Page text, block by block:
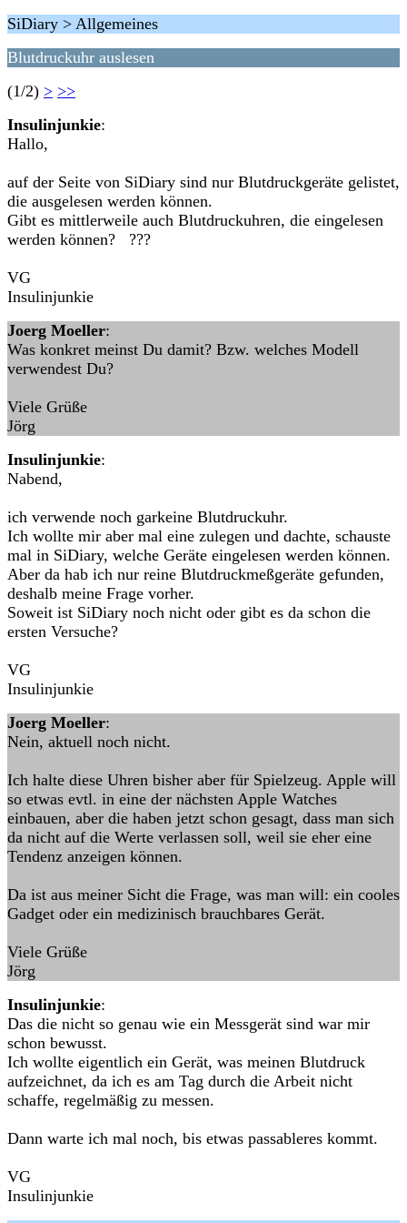
SiDiary > Allgemeines
Blutdruckuhr auslesen
(1/2) > >>
Insulinjunkie:
Hallo,
auf der Seite von SiDiary sind nur Blutdruckgeräte gelistet,
die ausgelesen werden können.
Gibt es mittlerweile auch Blutdruckuhren, die eingelesen
werden können? ???
VG
Insulinjunkie
Joerg Moeller:
Was konkret meinst Du damit? Bzw. welches Modell
verwendest Du?
Viele Grüße
Jörg
Insulinjunkie:
Nabend,
ich verwende noch garkeine Blutdruckuhr.
Ich wollte mir aber mal eine zulegen und dachte, schauste
mal in SiDiary, welche Geräte eingelesen werden können.
Aber da hab ich nur reine Blutdruckmeßgeräte gefunden,
deshalb meine Frage vorher.
Soweit ist SiDiary noch nicht oder gibt es da schon die
ersten Versuche?
VG
Insulinjunkie
Joerg Moeller:
Nein, aktuell noch nicht.
Ich halte diese Uhren bisher aber für Spielzeug. Apple will
so etwas evtl. in eine der nächsten Apple Watches
einbauen, aber die haben jetzt schon gesagt, dass man sich
da nicht auf die Werte verlassen soll, weil sie eher eine
Tendenz anzeigen können.
Da ist aus meiner Sicht die Frage, was man will: ein cooles
Gadget oder ein medizinisch brauchbares Gerät.
Viele Grüße
Jörg
Insulinjunkie:
Das die nicht so genau wie ein Messgerät sind war mir
schon bewusst.
Ich wollte eigentlich ein Gerät, was meinen Blutdruck
aufzeichnet, da ich es am Tag durch die Arbeit nicht
schaffe, regelmäßig zu messen.
Dann warte ich mal noch, bis etwas passableres kommt.
VG
Insulinjunkie